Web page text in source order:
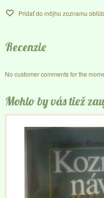
Pridať do môjho zoznamu
Recenzie
No customer comments for the
Mohlo by vás tiež